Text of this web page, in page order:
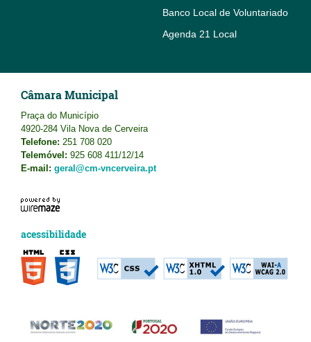
Banco Local de Voluntariado
Agenda 21 Local
Câmara Municipal
Praça do Município
4920-284 Vila Nova de Cerveira
Telefone: 251 708 020
Telemóvel: 925 608 411/12/14
E-mail: geral@cm-vncerveira.pt
acessibilidade